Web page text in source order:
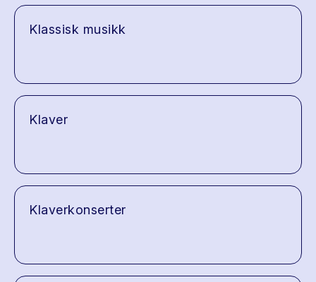
Klassisk musikk
Klaver
Klaverkonserter